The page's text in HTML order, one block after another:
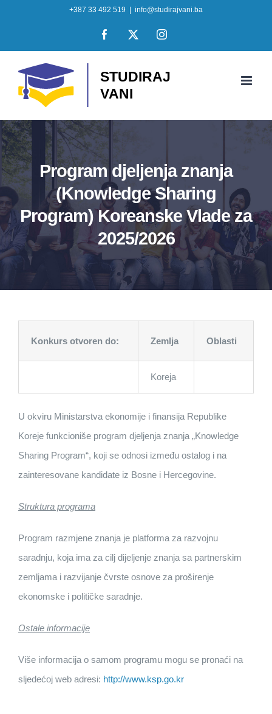
+387 33 492 519 info@studirajvani.ba
Facebook
X Instagram
Program djeljenja znanja
(Knowledge Sharing
Program) Koreanske Vlade za
2025/2026
Konkurs otvoren do: Zemlja Oblasti
Koreja
U okviru Ministarstva ekonomije i finansija Republike
Koreje funkcioniše program djeljenja znanja „Knowledge
Sharing Program“, koji se odnosi između ostalog i na
zainteresovane kandidate iz Bosne i Hercegovine.
Struktura programa
Program razmjene znanja je platforma za razvojnu
saradnju, koja ima za cilj dijeljenje znanja sa partnerskim
zemljama i razvijanje čvrste osnove za proširenje
ekonomske i političke saradnje.
Ostale informacije
Više informacija o samom programu mogu se pronaći na
sljedećoj web adresi: http://www.ksp.go.kr